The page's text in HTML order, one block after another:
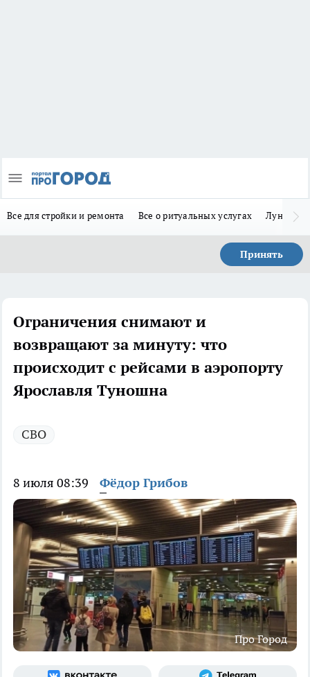
Все для стройки и ремонта Все о ритуальных услугах Лунно-
Принять
Ограничения снимают и
возвращают за минуту: что
происходит с рейсами в аэропорту
Ярославля Туношна
СВО
8 июля 08:39 Фёдор Грибов
Про Город